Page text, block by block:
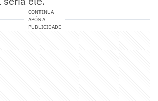
CONTINUA
APÓS A
PUBLICIDADE